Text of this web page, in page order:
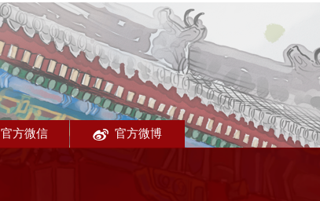
官方微信 官方微博